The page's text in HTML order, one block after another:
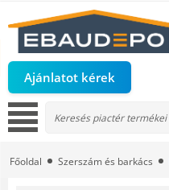
Ajánlatot kérek
Főoldal Szerszám és barkács